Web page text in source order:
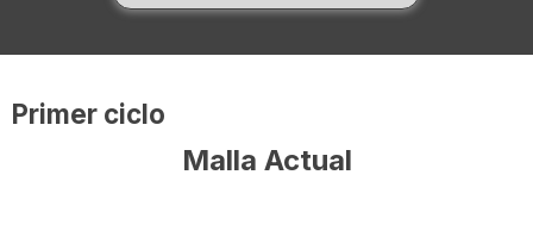
Primer ciclo
Malla Actual